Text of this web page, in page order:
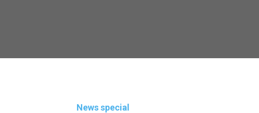
News special